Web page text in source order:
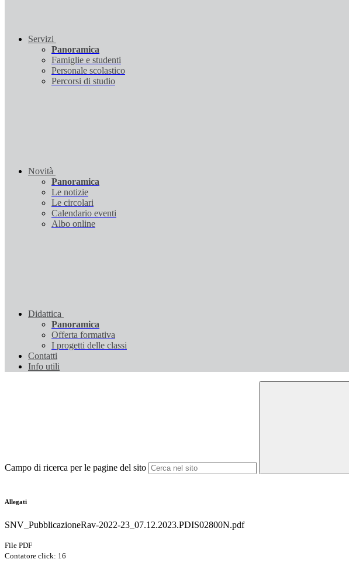
Servizi
Panoramica
Famiglie e studenti
Personale scolastico
Percorsi di studio
Novità
Panoramica
Le notizie
Le circolari
Calendario eventi
Albo online
Didattica
Panoramica
Offerta formativa
I progetti delle classi
Contatti
Info utili
Campo di ricerca per le pagine del sito
Allegati
SNV_PubblicazioneRav-2022-23_07.12.2023.PDIS02800N.pdf
File PDF
Contatore click: 16